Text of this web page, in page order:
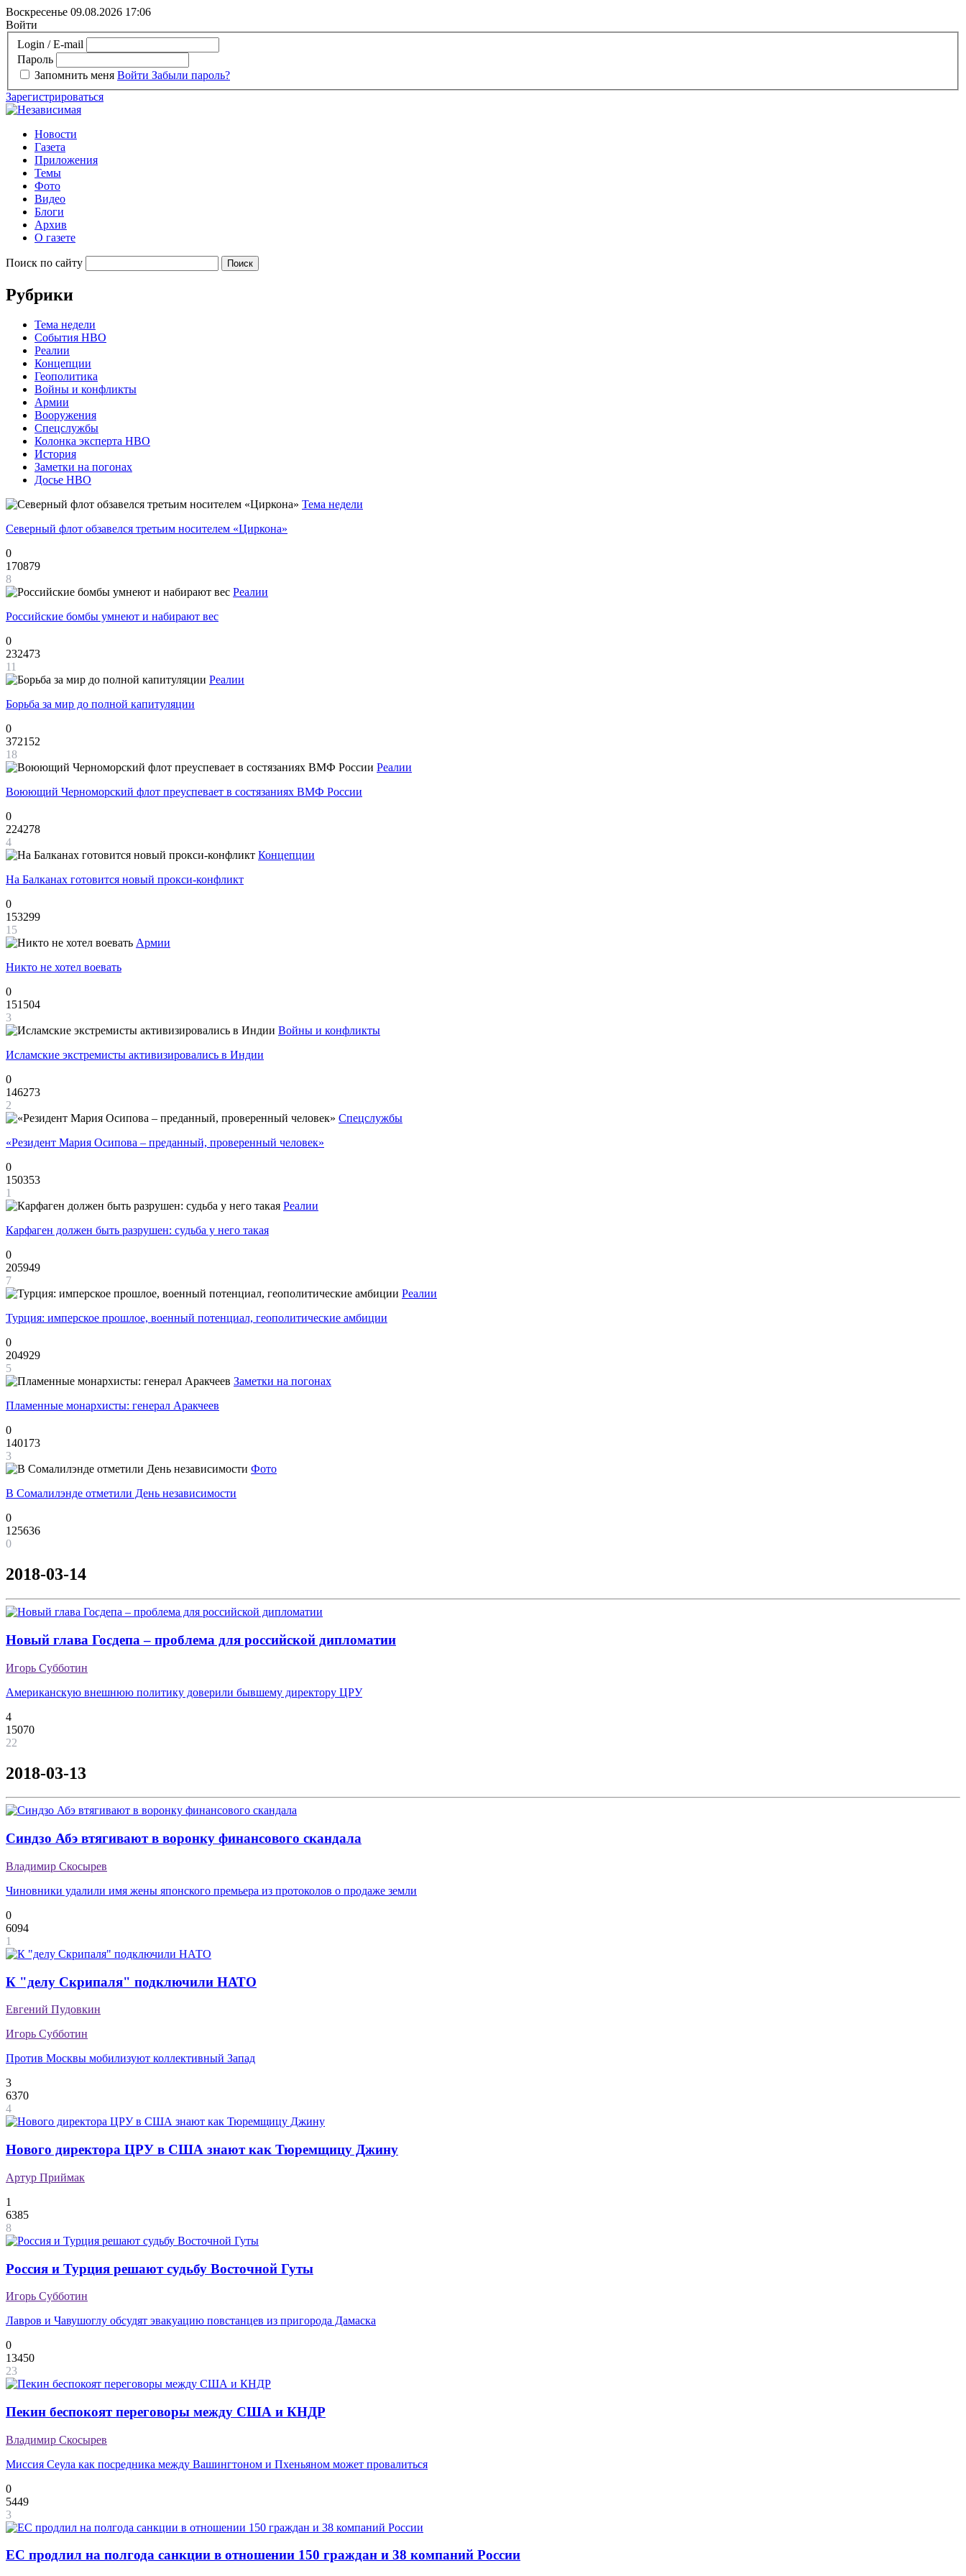
Воскресенье 09.08.2026 17:06
Войти
Login / E-mail
Пароль
Запомнить меня Войти Забыли пароль?
Зарегистрироваться
Новости
Газета
Приложения
Темы
Фото
Видео
Блоги
Архив
О газете
Поиск по сайту
Рубрики
Тема недели
События НВО
Реалии
Концепции
Геополитика
Войны и конфликты
Армии
Вооружения
Спецслужбы
Колонка эксперта НВО
История
Заметки на погонах
Досье НВО
Тема недели
Северный флот обзавелся третьим носителем «Циркона»
0
170879
8
Реалии
Российские бомбы умнеют и набирают вес
0
232473
11
Реалии
Борьба за мир до полной капитуляции
0
372152
18
Реалии
Воюющий Черноморский флот преуспевает в состязаниях ВМФ России
0
224278
4
Концепции
На Балканах готовится новый прокси-конфликт
0
153299
15
Армии
Никто не хотел воевать
0
151504
3
Войны и конфликты
Исламские экстремисты активизировались в Индии
0
146273
2
Спецслужбы
«Резидент Мария Осипова – преданный, проверенный человек»
0
150353
1
Реалии
Карфаген должен быть разрушен: судьба у него такая
0
205949
7
Реалии
Турция: имперское прошлое, военный потенциал, геополитические амбиции
0
204929
5
Заметки на погонах
Пламенные монархисты: генерал Аракчеев
0
140173
3
Фото
В Сомалилэнде отметили День независимости
0
125636
0
2018-03-14
Новый глава Госдепа – проблема для российской дипломатии
Игорь Субботин
Американскую внешнюю политику доверили бывшему директору ЦРУ
4
15070
22
2018-03-13
Синдзо Абэ втягивают в воронку финансового скандала
Владимир Скосырев
Чиновники удалили имя жены японского премьера из протоколов о продаже земли
0
6094
1
К "делу Скрипаля" подключили НАТО
Евгений Пудовкин
Игорь Субботин
Против Москвы мобилизуют коллективный Запад
3
6370
4
Нового директора ЦРУ в США знают как Тюремщицу Джину
Артур Приймак
1
6385
8
Россия и Турция решают судьбу Восточной Гуты
Игорь Субботин
Лавров и Чавушоглу обсудят эвакуацию повстанцев из пригорода Дамаска
0
13450
23
Пекин беспокоят переговоры между США и КНДР
Владимир Скосырев
Миссия Сеула как посредника между Вашингтоном и Пхеньяном может провалиться
0
5449
3
ЕС продлил на полгода санкции в отношении 150 граждан и 38 компаний России